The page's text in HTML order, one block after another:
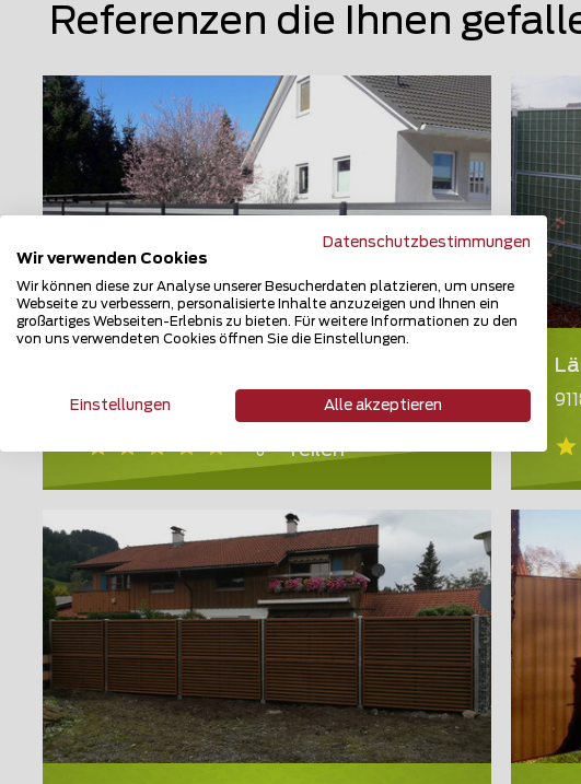
Referenzen die Ihnen
16244 Schorfheide
Teilen
Datenschutzbestimmungen
Wir verwenden Cookies
Wir können diese zur Analyse unserer Besucherdaten platzieren, um unsere
Webseite zu verbessern, personalisierte Inhalte anzuzeigen und Ihnen ein
großartiges Webseiten-Erlebnis zu bieten. Für weitere Informationen zu den
von uns verwendeten Cookies öffnen Sie die Einstellungen.
Einstellungen Alle akzeptieren